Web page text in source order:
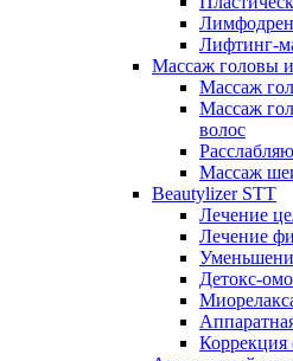
Лифтинг-
Массаж головы
Массаж
Массаж
волос
Массаж
Beautylizer STT
Лечение
Лечение
Детокс-
Коррекция